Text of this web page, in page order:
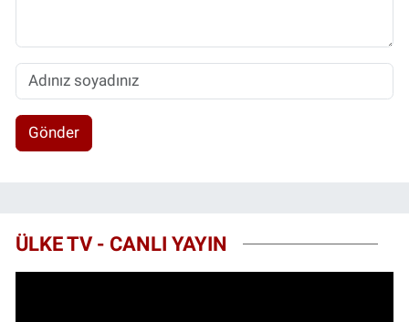
Gönder
ÜLKE TV - CANLI YAYIN